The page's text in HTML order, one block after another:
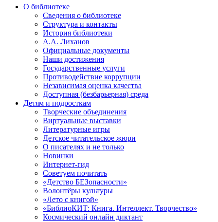
О библиотеке
Сведения о библиотеке
Структура и контакты
История библиотеки
А.А. Лиханов
Официальные документы
Наши достижения
Государственные услуги
Противодействие коррупции
Независимая оценка качества
Доступная (безбарьерная) среда
Детям и подросткам
Творческие объединения
Виртуальные выставки
Литературные игры
Детское читательское жюри
О писателях и не только
Новинки
Интернет-гид
Советуем почитать
«Детство БЕЗопасности»
Волонтёры культуры
«Лето с книгой»
«БиблиоКИТ: Книга. Интеллект. Творчество»
Космический онлайн диктант